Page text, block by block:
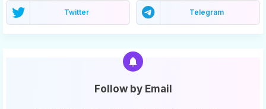
Twitter Telegram
Follow by Email